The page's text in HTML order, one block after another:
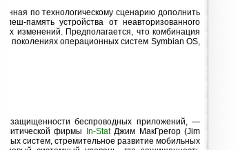
по технологическому сценарию дополнить
память устройства от неавторизованного
изменений. Предполагается, что комбинация
поколениях операционных систем Symbian OS,
защищенности беспроводных приложений, —
фирмы
In-StatДжим МакГрегор (Jim
систем, стремительное развитие мобильных